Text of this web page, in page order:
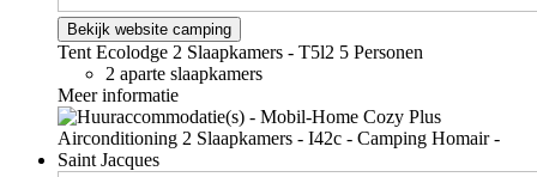
Bekijk website camping
Tent Ecolodge 2 Slaapkamers - T5l2 5 Personen
2 aparte slaapkamers
Meer informatie